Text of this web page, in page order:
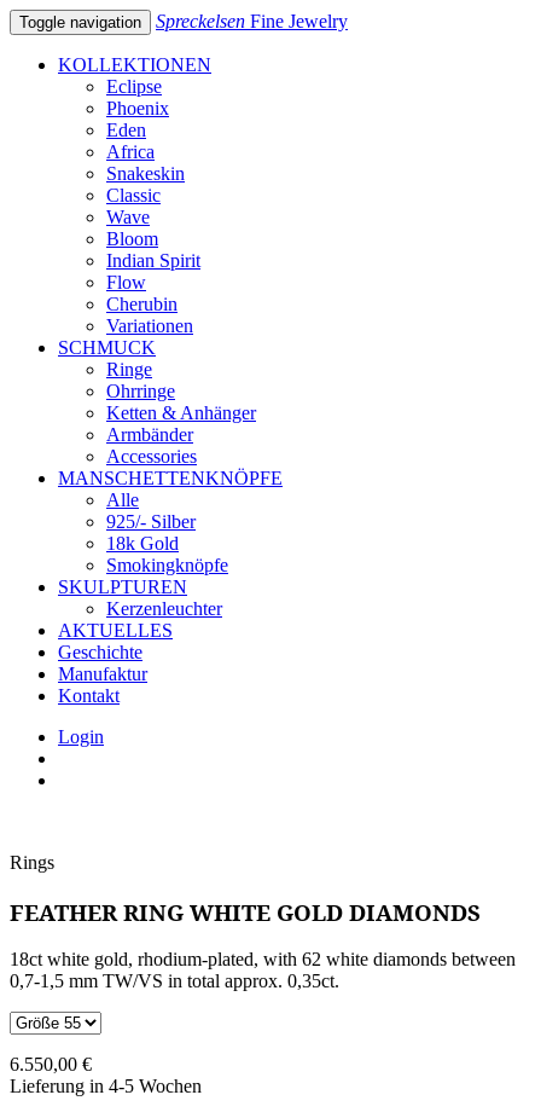
Toggle navigation Spreckelsen Fine Jewelry
KOLLEKTIONEN
Eclipse
Phoenix
Eden
Africa
Snakeskin
Classic
Wave
Bloom
Indian Spirit
Flow
Cherubin
Variationen
SCHMUCK
Ringe
Ohrringe
Ketten & Anhänger
Armbänder
Accessories
MANSCHETTENKNÖPFE
Alle
925/- Silber
18k Gold
Smokingknöpfe
SKULPTUREN
Kerzenleuchter
AKTUELLES
Geschichte
Manufaktur
Kontakt
Login
Rings
FEATHER RING WHITE GOLD DIAMONDS
18ct white gold, rhodium-plated, with 62 white diamonds between
0,7-1,5 mm TW/VS in total approx. 0,35ct.
6.550,00 €
Lieferung in 4-5 Wochen